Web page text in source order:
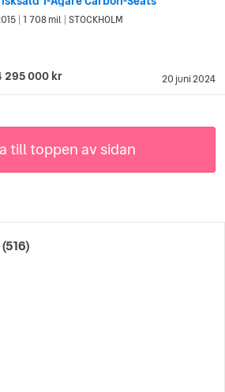
20 juni 2024
1 708 mil STOCKHOLM
295 000 kr
till toppen av sidan
(516)